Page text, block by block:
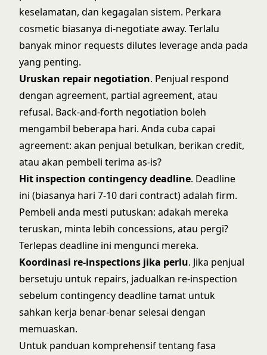
keselamatan, dan kegagalan sistem. Perkara
cosmetic biasanya di-negotiate away. Terlalu
banyak minor requests dilutes leverage anda pada
yang penting.
Uruskan repair negotiation. Penjual respond
dengan agreement, partial agreement, atau
refusal. Back-and-forth negotiation boleh
mengambil beberapa hari. Anda cuba capai
agreement: akan penjual betulkan, berikan credit,
atau akan pembeli terima as-is?
Hit inspection contingency deadline. Deadline
ini (biasanya hari 7-10 dari contract) adalah firm.
Pembeli anda mesti putuskan: adakah mereka
teruskan, minta lebih concessions, atau pergi?
Terlepas deadline ini mengunci mereka.
Koordinasi re-inspections jika perlu. Jika penjual
bersetuju untuk repairs, jadualkan re-inspection
sebelum contingency deadline tamat untuk
sahkan kerja benar-benar selesai dengan
memuaskan.
Untuk panduan komprehensif tentang fasa